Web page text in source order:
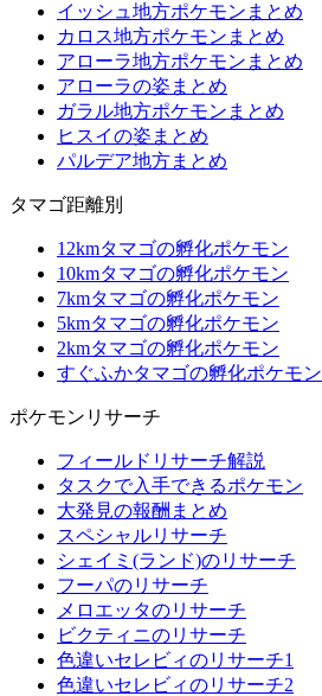
イッシュ地方ポケモンまとめ
カロス地方ポケモンまとめ
アローラ地方ポケモンまとめ
アローラの姿まとめ
ガラル地方ポケモンまとめ
ヒスイの姿まとめ
パルデア地方まとめ
タマゴ距離別
12kmタマゴの孵化ポケモン
10kmタマゴの孵化ポケモン
7kmタマゴの孵化ポケモン
5kmタマゴの孵化ポケモン
2kmタマゴの孵化ポケモン
すぐふかタマゴの孵化ポケモン
ポケモンリサーチ
フィールドリサーチ解説
タスクで入手できるポケモン
大発見の報酬まとめ
スペシャルリサーチ
シェイミ(ランド)のリサーチ
フーパのリサーチ
メロエッタのリサーチ
ビクティニのリサーチ
色違いセレビィのリサーチ1
色違いセレビィのリサーチ2